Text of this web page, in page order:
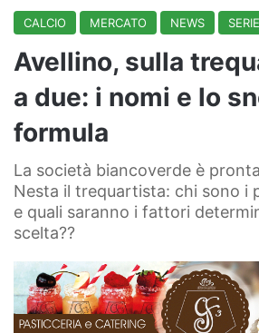
CALCIO MERCATO NEWS
Avellino, sulla
a due: i nomi e lo
formula
La società biancoverde è
Nesta il trequartista: chi sono i
e quali saranno i fattori
scelta??